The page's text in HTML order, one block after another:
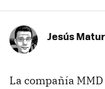
Jesús
La compañía